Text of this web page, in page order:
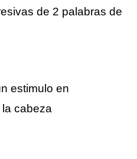
de 2 palabras de
estimulo en
la cabeza